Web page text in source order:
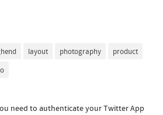
layout photography
product
need to authenticate your Twitter App